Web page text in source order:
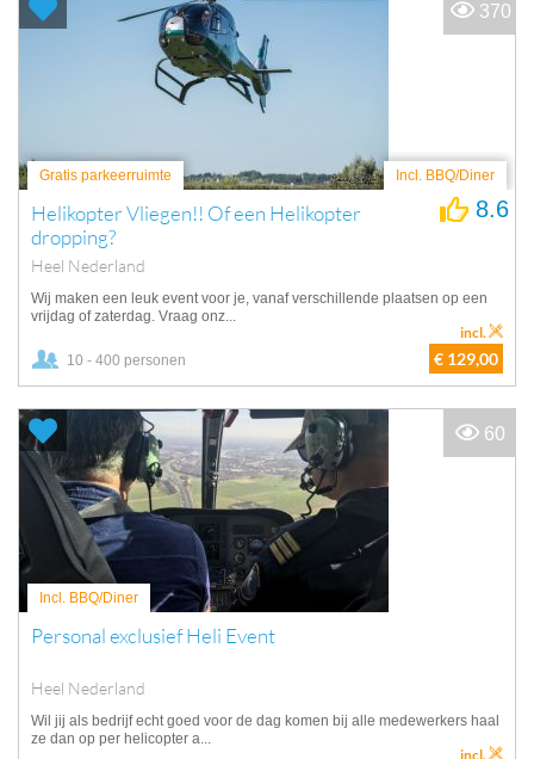
Gratis parkeerruimte Incl. BBQ/Diner
Helikopter Vliegen!! Of een Helikopter
dropping?
Heel Nederland
8.6
Wij maken een leuk event voor je, vanaf verschillende plaatsen op een
vrijdag of zaterdag. Vraag onz...
10 - 400 personen € 129,00
incl.
370
Incl. BBQ/Diner
Personal exclusief Heli Event
Heel Nederland
Wil jij als bedrijf echt goed voor de dag komen bij alle medewerkers haal
ze dan op per helicopter a...
incl.
60